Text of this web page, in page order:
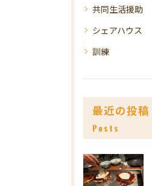
共同生活援助
シェアハウス
訓練
最近の投稿
Posts